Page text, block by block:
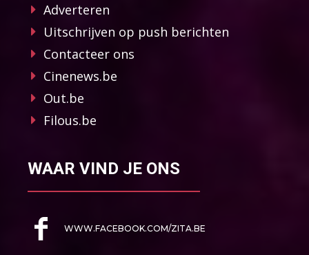
Adverteren
Uitschrijven op push berichten
Contacteer ons
Cinenews.be
Out.be
Filous.be
WAAR VIND JE ONS
WWW.FACEBOOK.COM/ZITA.BE